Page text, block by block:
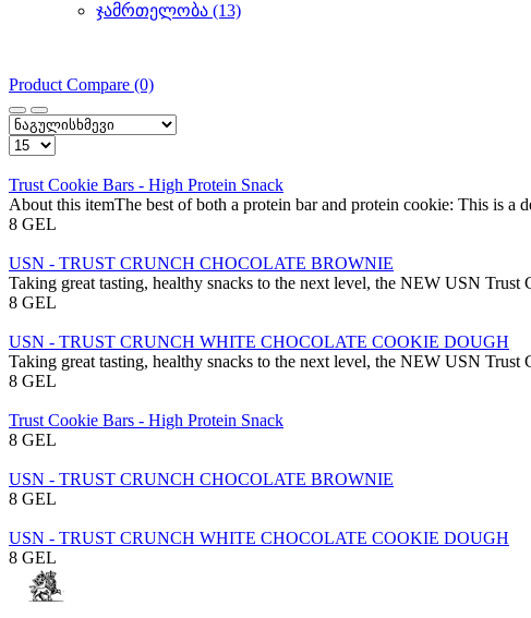
ჯამრთელობა (13)
Product Compare (0)
Trust Cookie Bars - High Protein Snack
About this itemThe best of both a protein bar and protein cookie: This is a
8 GEL
USN - TRUST CRUNCH CHOCOLATE BROWNIE
Taking great tasting, healthy snacks to the next level, the NEW USN Trust
8 GEL
USN - TRUST CRUNCH WHITE CHOCOLATE COOKIE DOUGH
Taking great tasting, healthy snacks to the next level, the NEW USN Trust
8 GEL
Trust Cookie Bars - High Protein Snack
8 GEL
USN - TRUST CRUNCH CHOCOLATE BROWNIE
8 GEL
USN - TRUST CRUNCH WHITE CHOCOLATE COOKIE DOUGH
8 GEL